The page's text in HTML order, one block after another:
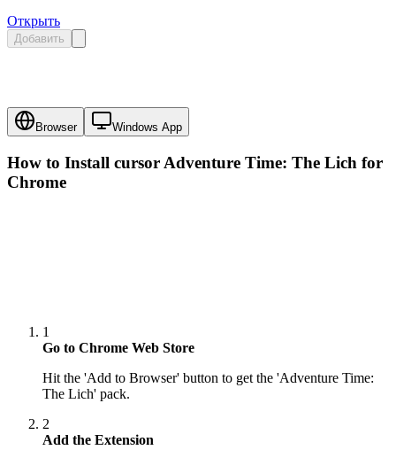
Открыть
Добавить
Browser Windows App
How to Install cursor Adventure Time: The Lich for
Chrome
1
Go to Chrome Web Store
Hit the 'Add to Browser' button to get the 'Adventure Time:
The Lich' pack.
2
Add the Extension